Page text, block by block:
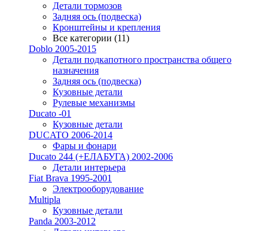
Детали тормозов
Задняя ось (подвеска)
Кронштейны и крепления
Все категории (11)
Doblo 2005-2015
Детали подкапотного пространства общего
назначения
Задняя ось (подвеска)
Кузовные детали
Рулевые механизмы
Ducato -01
Кузовные детали
DUCATO 2006-2014
Фары и фонари
Ducato 244 (+ЕЛАБУГА) 2002-2006
Детали интерьера
Fiat Brava 1995-2001
Электрооборудование
Multipla
Кузовные детали
Panda 2003-2012